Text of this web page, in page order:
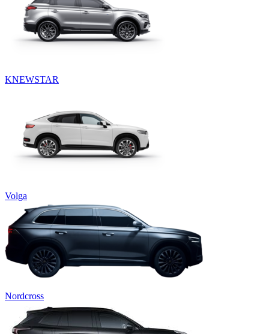
KNEWSTAR
Volga
Nordcross